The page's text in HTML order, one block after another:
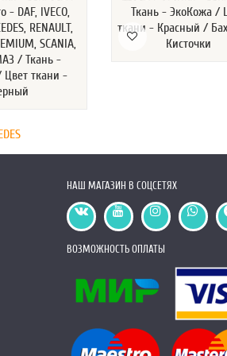
- DAF, IVECO,
RENAULT,
SCANIA,
/ Ткань -
Цвет ткани -
Ткань - ЭкоКожа /
ткани - Красный /
Кисточки
НАШ МАГАЗИН В СОЦСЕТЯХ
ВОЗМОЖНОСТЬ ОПЛАТЫ